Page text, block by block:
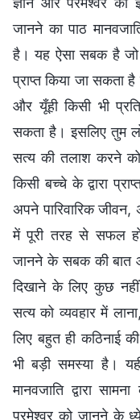
जानने का पाठ
है। यह ऐसा सबक है जो
प्राप्त किया जा सकता
और यूँही किसी भी
सकता है। इसलिए तुम
सत्य की तलाश करने को
किसी बच्चे के द्वारा
अपने पारिवारिक
में पूरी तरह से सफल
जानने के सबक की बात
दिखाने के लिए कुछ
सत्य को व्यवहार में
लिए बहुत ही कठिनाई
भी बड़ी समस्या है।
मानवजाति द्वारा
परमेश्वर को जानने के